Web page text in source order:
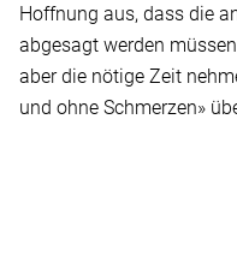
Hoffnung aus, dass die
abgesagt werden
aber die nötige Zeit
und ohne Schmerzen»